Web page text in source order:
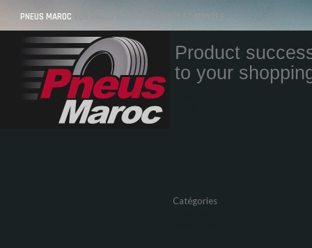
PNEUS MAROC VOS PNEUS AU MAROC LIVRÉS ET MONTÉS
Product
to your
Catégories